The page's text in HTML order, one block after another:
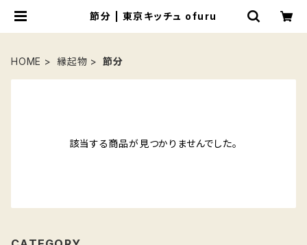
節分 | 東京キッチュ ofuru
HOME 縁起物 節分
該当する商品が見つかりませんでした。